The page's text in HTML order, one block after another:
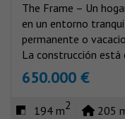
Vistas montañas
The Frame – Un
en un entorno
permanente o
La construcción está
650.000 €
194 m2 205